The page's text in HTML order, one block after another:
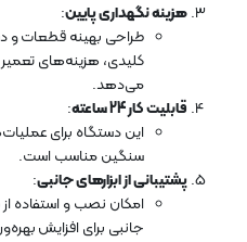
هزینه نگهداری پایین:
طراحی بهینه قطعات و
کلیدی، هزینه‌های
می‌دهد.
قابلیت کار 24 ساعته
:
این دستگاه برای
سنگین مناسب است.
پشتیبانی از ابزارهای جانبی:
امکان نصب و استفاده از
جانبی برای افزایش